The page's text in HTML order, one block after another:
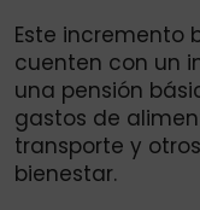
Este incremento
cuenten con un
una pensión
gastos de
transporte y
bienestar.